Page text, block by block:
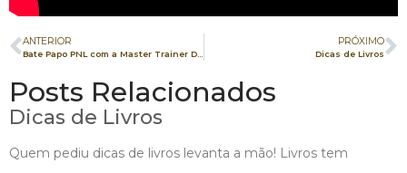
ANTERIOR PRÓXIMO
Dicas de Livros
Posts Relacionados
Dicas de Livros
Quem pediu dicas de livros levanta a mão! Livros tem